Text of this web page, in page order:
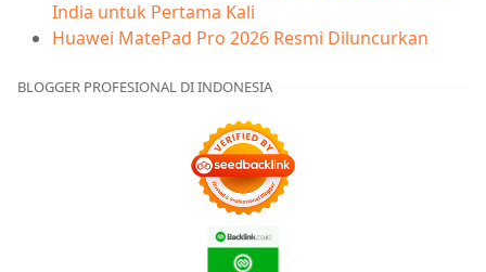
India untuk Pertama Kali
Huawei MatePad Pro 2026 Resmi Diluncurkan
BLOGGER PROFESIONAL DI INDONESIA